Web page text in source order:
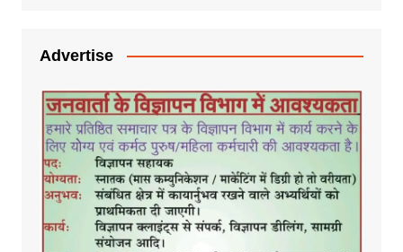
Advertise